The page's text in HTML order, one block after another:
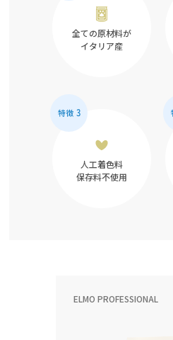
全ての原材料が
イタリア産
人工着色料
保存料不使用
ELMO PROFESSIONAL